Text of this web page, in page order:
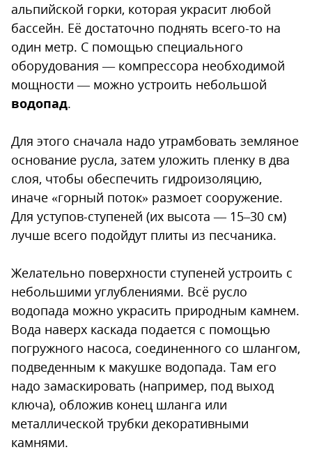
альпийской горки, которая украсит любой
бассейн. Её достаточно поднять всего-то на
один метр. С помощью специального
оборудования — компрессора необходимой
мощности — можно устроить небольшой
водопад.
Для этого сначала надо утрамбовать земляное
основание русла, затем уложить пленку в два
слоя, чтобы обеспечить гидроизоляцию,
иначе «горный поток» размоет сооружение.
Для уступов-ступеней (их высота — 15–30 см)
лучше всего подойдут плиты из песчаника.
Желательно поверхности ступеней устроить с
небольшими углублениями. Всё русло
водопада можно украсить природным камнем.
Вода наверх каскада подается с помощью
погружного насоса, соединенного со шлангом,
подведенным к макушке водопада. Там его
надо замаскировать (например, под выход
ключа), обложив конец шланга или
металлической трубки декоративными
камнями.